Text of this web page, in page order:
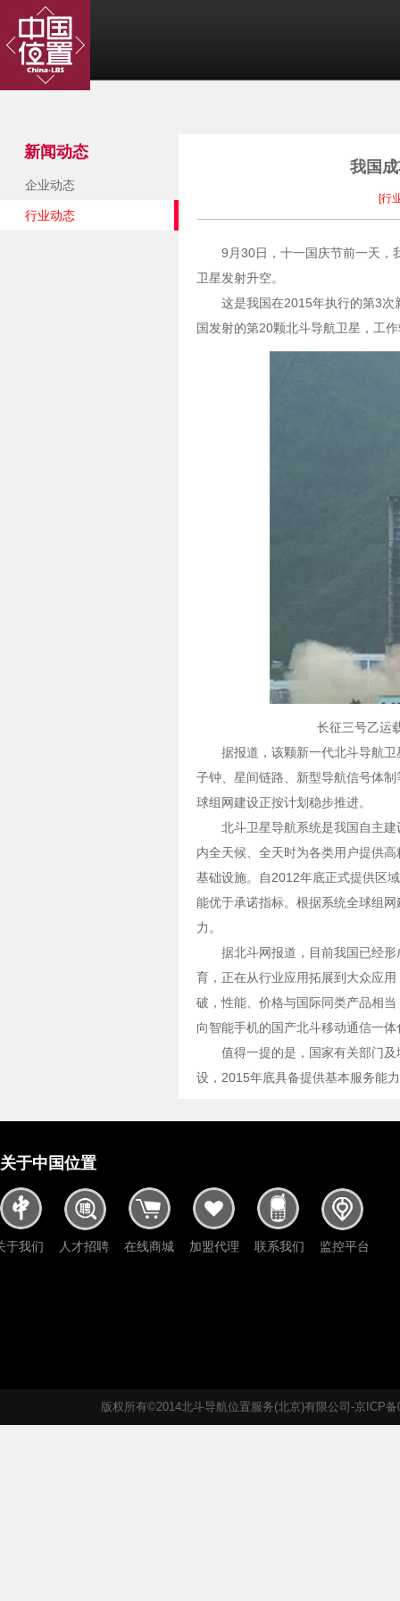
新闻动态
企业动态
行业动态
我国
[行
9月30日，十一国庆节前一天，
卫星发射升空。
这是我国在2015年执行的第3
国发射的第20颗北斗导航卫星，工
长征三号乙运
据报道，该颗新一代北斗导航
子钟、星间链路、新型导航信号体
球组网建设正按计划稳步推进。
北斗卫星导航系统是我国自主
内全天候、全天时为各类用户提供
基础设施。自2012年底正式提供区
能优于承诺指标。根据系统全球组
力。
据北斗网报道，目前我国已经
育，正在从行业应用拓展到大众应
破，性能、价格与国际同类产品相
向智能手机的国产北斗移动通信一
值得一提的是，国家有关部门
设，2015年底具备提供基本服务能
关于中国位置
于我们 人才招聘 在线商城 加盟代理 联系我们 监控平台
版权所有©2014北斗导航位置服务(北京)有限公司-京ICP